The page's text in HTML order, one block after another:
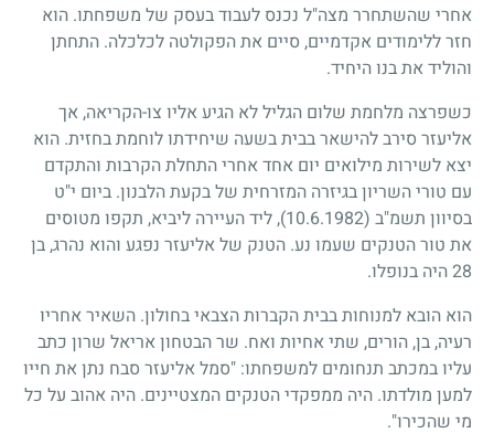
אחרי שהשתחרר מצה"ל נכנס לעבוד בעסק של משפחתו. הוא
חזר ללימודים אקדמיים, סיים את הפקולטה לכלכלה. התחתן
והוליד את בנו היחיד.
כשפרצה מלחמת שלום הגליל לא הגיע אליו צו-הקריאה, אך
אליעזר סירב להישאר בבית בשעה שיחידתו לוחמת בחזית. הוא
יצא לשירות מילואים יום אחד אחרי התחלת הקרבות והתקדם
עם טורי השריון בגיזרה המזרחית של בקעת הלבנון. ביום י"ט
בסיוון תשמ"ב (10.6.1982)
, ליד העיירה ליביא, תקפו מטוסים
את טור הטנקים שעמו נע. הטנק של אליעזר נפגע והוא נהרג, בן
28היה בנופלו.
הוא הובא למנוחות בבית הקברות הצבאי בחולון. השאיר אחריו
רעיה, בן, הורים, שתי אחיות ואח. שר הבטחון אריאל שרון כתב
עליו במכתב תנחומים למשפחתו: "סמל אליעזר סבח נתן את חייו
למען מולדתו. היה ממפקדי הטנקים המצטיינים. היה אהוב על כל
מי שהכירו".